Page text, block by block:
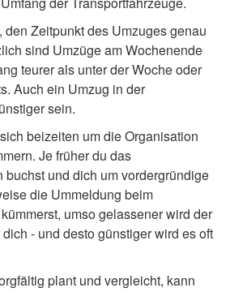
den Zeitpunkt des Umzuges genau
sind Umzüge am Wochenende
teurer als unter der Woche oder
Auch ein Umzug in der
sein.
beizeiten um die Organisation
Je früher du das
buchst und dich um vordergründige
die Ummeldung beim
umso gelassener wird der
- und desto günstiger wird es oft
plant und vergleicht, kann